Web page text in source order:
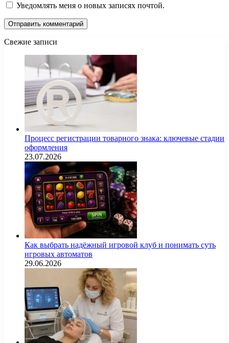
Уведомлять меня о новых записях почтой.
Свежие записи
Процесс регистрации товарного знака: ключевые стадии
оформления
23.07.2026
Как выбрать надёжный игровой клуб и понимать суть
игровых автоматов
29.06.2026